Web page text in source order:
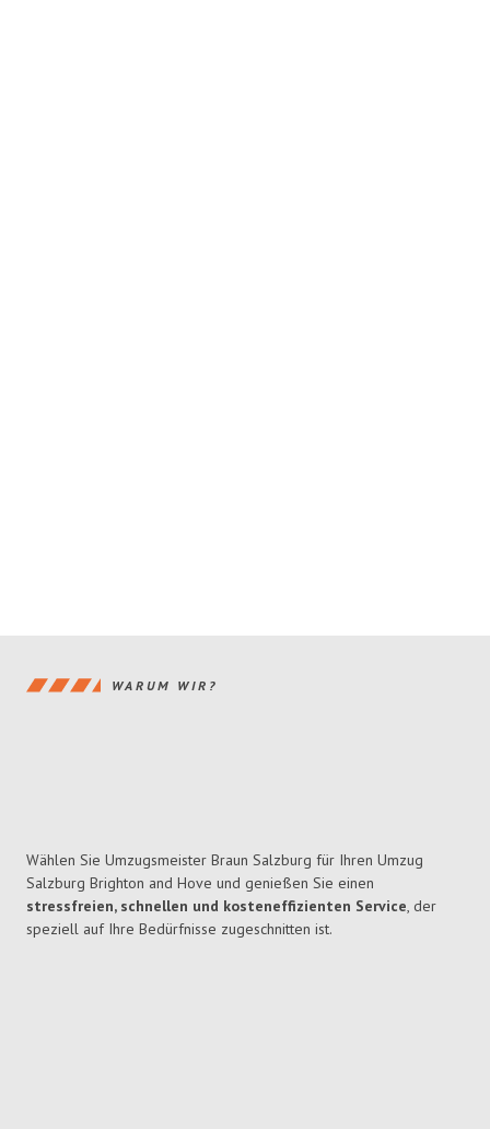
WARUM WIR?
Wählen Sie Umzugsmeister Braun Salzburg für Ihren Umzug
Salzburg Brighton and Hove und genießen Sie einen
stressfreien, schnellen und kosteneffizienten Service, der
speziell auf Ihre Bedürfnisse zugeschnitten ist.